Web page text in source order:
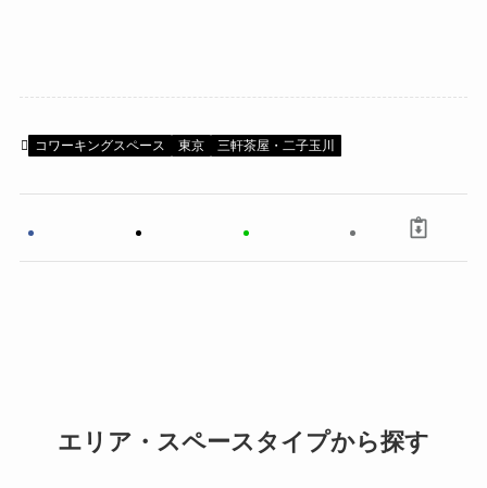
コワーキングスペース 東京 三軒茶屋・二子玉川
エリア・スペースタイプから探す